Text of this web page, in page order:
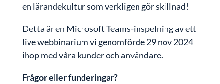
en lärandekultur som verkligen gör skillnad!
Detta är en Microsoft Teams-inspelning av ett
live webbinarium vi genomförde 29 nov 2024
ihop med våra kunder och användare.
Frågor eller funderingar?